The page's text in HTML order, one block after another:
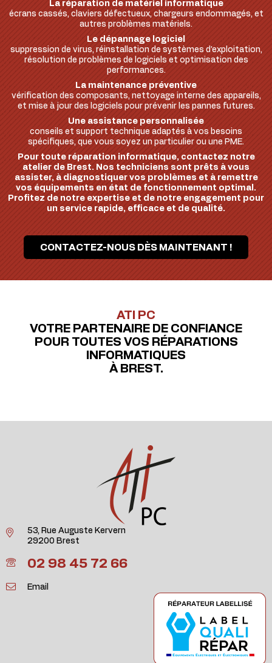
La réparation de matériel informatique
écrans cassés, claviers défectueux, chargeurs endommagés, et
autres problèmes matériels.
Le dépannage logiciel
suppression de virus, réinstallation de systèmes d’exploitation,
résolution de problèmes de logiciels et optimisation des
performances.
La maintenance préventive
vérification des composants, nettoyage interne des appareils,
et mise à jour des logiciels pour prévenir les pannes futures.
Une assistance personnalisée
conseils et support technique adaptés à vos besoins
spécifiques, que vous soyez un particulier ou une PME.
Pour toute réparation informatique, contactez notre
atelier de Brest. Nos techniciens sont prêts à vous
assister, à diagnostiquer vos problèmes et à remettre
vos équipements en état de fonctionnement optimal.
Profitez de notre expertise et de notre engagement pour
un service rapide, efficace et de qualité.
CONTACTEZ-NOUS DÈS MAINTENANT !
ATI PC
VOTRE PARTENAIRE DE CONFIANCE
POUR TOUTES VOS RÉPARATIONS
INFORMATIQUES
À BREST.
53, Rue Auguste Kervern
29200 Brest
02 98 45 72 66
Email